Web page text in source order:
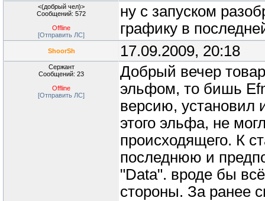
<(добрый чел)>
Сообщений: 572
Offline
[Отправить ЛС]
ну с запуском
графику в
ShoorSh 17.09.2009, 20:18
Сержант
Сообщений: 23
Offline
[Отправить ЛС]
Добрый вечер
эльфом, то бишь
версию, установил
этого эльфа, не
происходящего. К
последнюю и
"Data". вроде бы
стороны. За ранее